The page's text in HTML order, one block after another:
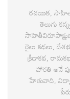
రచయిత,
తెలుగు
రైలు కథలు,
క్రీడాకథ,
హారతి అనే
హేతువాది,